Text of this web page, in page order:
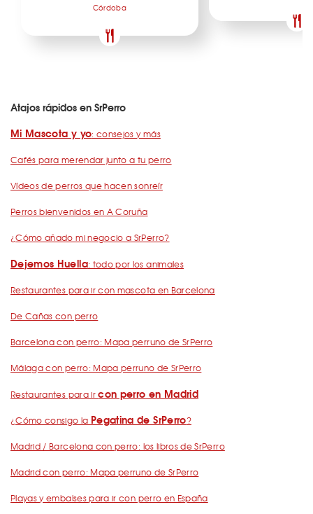
Córdoba
Atajos rápidos en SrPerro
Mi Mascota y yo: consejos y más
Cafés para merendar junto a tu perro
Vídeos de perros que hacen sonreír
Perros bienvenidos en A Coruña
¿Cómo añado mi negocio a SrPerro?
Dejemos Huella: todo por los animales
Restaurantes para ir con mascota en Barcelona
De Cañas con perro
Barcelona con perro: Mapa perruno de SrPerro
Málaga con perro: Mapa perruno de SrPerro
Restaurantes para ircon perro en Madrid
¿Cómo consigo la Pegatina de SrPerro?
Madrid / Barcelona con perro: los libros de SrPerro
Madrid con perro: Mapa perruno de SrPerro
Playas y embalses para ir con perro en España